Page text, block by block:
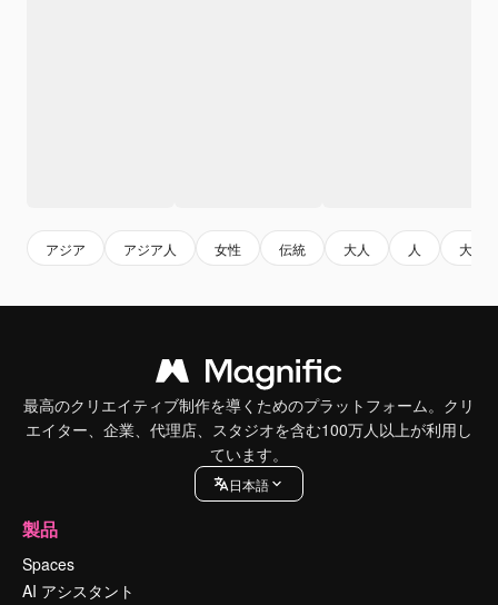
アジア アジア人 女性 伝統 大人 人 大人
最高のクリエイティブ制作を導くためのプラットフォーム。クリ
エイター、企業、代理店、スタジオを含む100万人以上が利用し
ています。
日本語
製品
Spaces
AI アシスタント